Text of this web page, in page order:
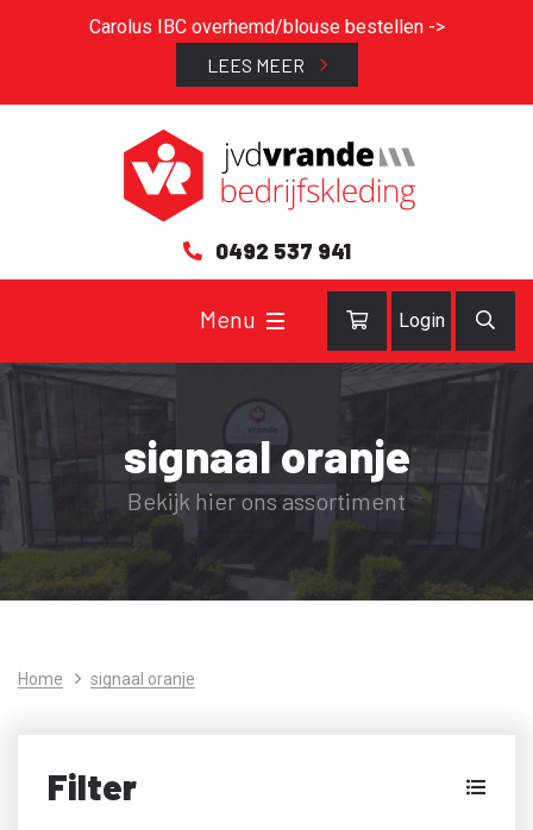
Carolus IBC overhemd/blouse bestellen ->
LEES MEER
0492 537 941
Login
signaal oranje
Bekijk hier ons assortiment
Home signaal oranje
Filter